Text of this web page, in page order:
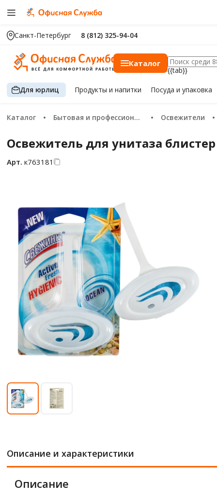
Санкт-Петербург 8 (812) 325-94-04
Каталог
{{tab}}
Для юрлиц Продуктыи напитки Посуда и упаковка
Каталог Бытовая и профессиональная химия Освежители
Освежитель для унитаза
Арт. к763181
Описание и характеристики
Описание